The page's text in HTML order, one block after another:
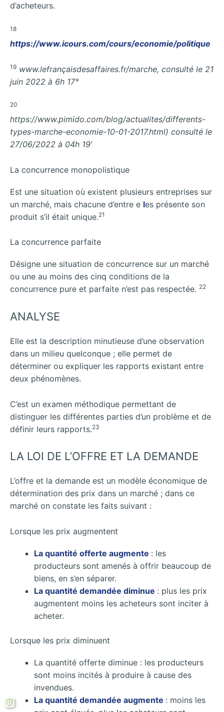
d’acheteurs.
18
https://www.icours.com/cours/economie/politique
19 www.lefrançaisdesaffaires.fr/marche, consulté le 21
juin 2022 à 6h 17°
20
https://www.pimido.com/blog/actualites/differents-
types-marche-economie-10-01-2017.html) consulté le
27/06/2022 à 04h 19’
La concurrence monopolistique
Est une situation où existent plusieurs entreprises sur
un marché, mais chacune d’entre e les présente son
produit s’il était unique.21
La concurrence parfaite
Désigne une situation de concurrence sur un marché
ou une au moins des cinq conditions de la
concurrence pure et parfaite n’est pas respectée. 22
ANALYSE
Elle est la description minutieuse d’une observation
dans un milieu quelconque ; elle permet de
déterminer ou expliquer les rapports existant entre
deux phénomènes.
C’est un examen méthodique permettant de
distinguer les différentes parties d’un problème et de
définir leurs rapports.23
LA LOI DE L’OFFRE ET LA DEMANDE
L’offre et la demande est un modèle économique de
détermination des prix dans un marché ; dans ce
marché on constate les faits suivant :
Lorsque les prix augmentent
La quantité offerte augmente : les
producteurs sont amenés à offrir beaucoup de
biens, en s’en séparer.
La quantité demandée diminue : plus les prix
augmentent moins les acheteurs sont inciter à
acheter.
Lorsque les prix diminuent
La quantité offerte diminue : les producteurs
sont moins incités à produire à cause des
invendues.
La quantité demandée augmente : moins les